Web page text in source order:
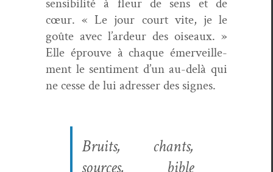
sen­si­bil­ité à fleur de sens et de
cœur. « Le jour court vite, je le
goûte avec l’ardeur des oiseaux. »
Elle éprou­ve à chaque émer­veille­
ment le sen­ti­ment d’un au-delà qui
ne cesse de lui adress­er des signes.
Bruits, chants,
sources, bible